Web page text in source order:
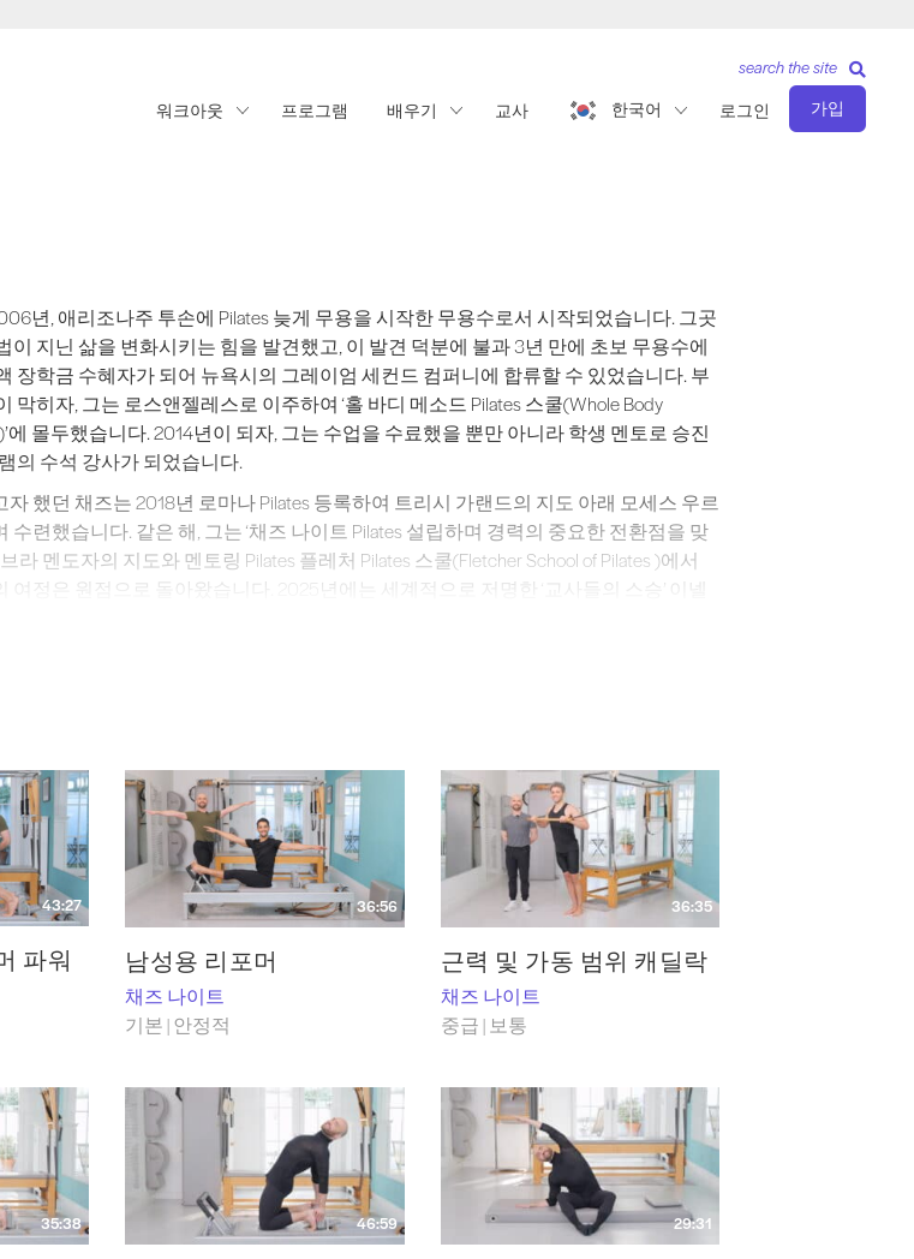
워크아웃 프로그램 배우기 교사 한국어 로그인 가입
search the site
년, 애리조나주 투손에 Pilates 늦게 무용을 시작한 무용수로서 시작되었습니다. 그곳에서 그는 필라테스
년, 애리조나주 투손에 Pilates 늦게 무용을 시작한 무용수로서 시작되었습니다. 그곳
이 지닌 삶을 변화시키는 힘을 발견했고, 이 발견 덕분에 불과 3년 만에 초보 무용수에
장학금 수혜자가 되어 뉴욕시의 그레이엄 세컨드 컴퍼니에 합류할 수 있었습니다. 부
막히자, 그는 로스앤젤레스로 이주하여 ‘홀 바디 메소드 Pilates 스쿨(Whole Body
에 몰두했습니다. 2014년이 되자, 그는 수업을 수료했을 뿐만 아니라 학생 멘토로 승진
의 수석 강사가 되었습니다.
했던 채즈는 2018년 로마나 Pilates 등록하여 트리시 가랜드의 지도 아래 모세스 우르
수련했습니다. 같은 해, 그는 ‘채즈 나이트 Pilates 설립하며 경력의 중요한 전환점을 맞
라 멘도자의 지도와 멘토링 Pilates 플레처 Pilates 스쿨(Fletcher School of Pilates )에서
여정은 원점으로 돌아왔습니다. 2025년에는 세계적으로 저명한 ‘교사들의 스승’ 이넬
‘오센틱 Pilates (Authentic Pilates )’ 전체 Pilates 과정을 수료하며, 이 필라테스 기법에
고히 했습니다.
크숍을 진행합니다. 이 분야에서 존경받는 전문가로서, 그는 주요 Pilates 기사를 기고
서 강의를 하며, 소셜 미디어를 통해 교육에 대한 열정을 나누고 있습니다.
43:27
파워
36:56
남성용 리포머
채즈 나이트
기본 | 안정적
36:35
근력 및 가동 범위 캐딜락
채즈 나이트
중급 | 보통
35:38 46:59 29:31